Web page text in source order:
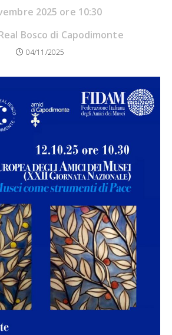
2025 ore 10:30
Bosco di Capodimonte
04/11/2025